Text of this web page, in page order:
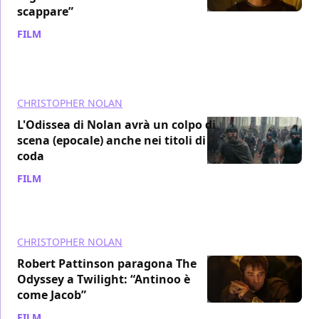
scappare”
FILM
CHRISTOPHER NOLAN
L'Odissea di Nolan avrà un colpo di
scena (epocale) anche nei titoli di
coda
FILM
CHRISTOPHER NOLAN
Robert Pattinson paragona The
Odyssey a Twilight: “Antinoo è
come Jacob”